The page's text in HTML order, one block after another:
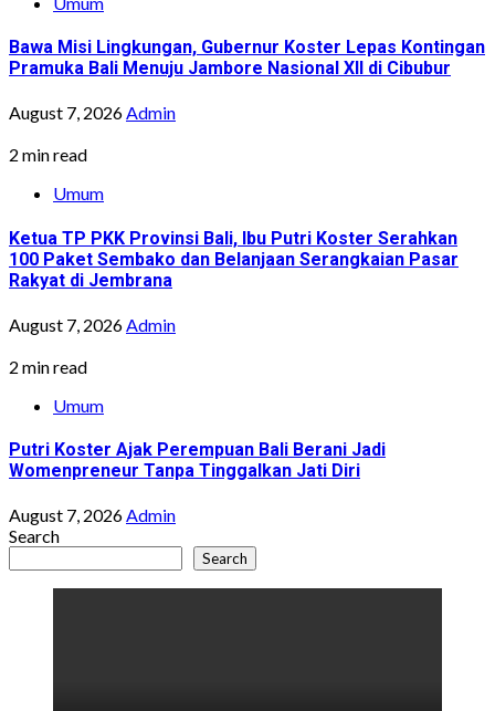
Bawa Misi Lingkungan, Gubernur Koster Lepas Kontingan
Pramuka Bali Menuju Jambore Nasional XII di Cibubur
August 7, 2026Admin
2 min read
Umum
Ketua TP PKK Provinsi Bali, Ibu Putri Koster Serahkan
100 Paket Sembako dan Belanjaan Serangkaian Pasar
Rakyat di Jembrana
August 7, 2026Admin
2 min read
Umum
Putri Koster Ajak Perempuan Bali Berani Jadi
Womenpreneur Tanpa Tinggalkan Jati Diri
August 7, 2026Admin
Search
Search